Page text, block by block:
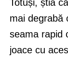
Totuși, știa
mai degrabă
seama rapid
joace cu